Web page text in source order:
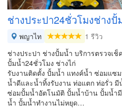
ช่างประปา24ชั่วโมงช่างปั้
พญาไท
1 รีวิว
ช่างประปา ช่างปั้มน้ำ บริการตรวจเช็
ปั้มน้ำ24ชั่วโมง ช่างไก่
รับงานติดตั้ง ปั้มน้ำ แทงค์น้ำ ซ่อมแซ
น้ำดีและน้ำทิ้งรับงาน ท่อแตก ท่อรั่ว มี
ซ่อมปั้มน้ำอัตโนมัติ ปั้มน้ำบ้าน ปั้มน้ำ
น้ำ ปั้มน้ำทำงานไม่หยุด…